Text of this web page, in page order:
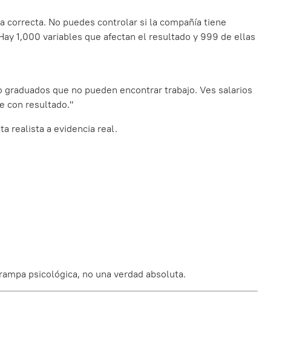
correcta. No puedes controlar si la compañía tiene
1,000 variables que afectan el resultado y 999 de ellas
que no pueden encontrar trabajo. Ves salarios
con resultado."
realista a evidencia real.
psicológica, no una verdad absoluta.